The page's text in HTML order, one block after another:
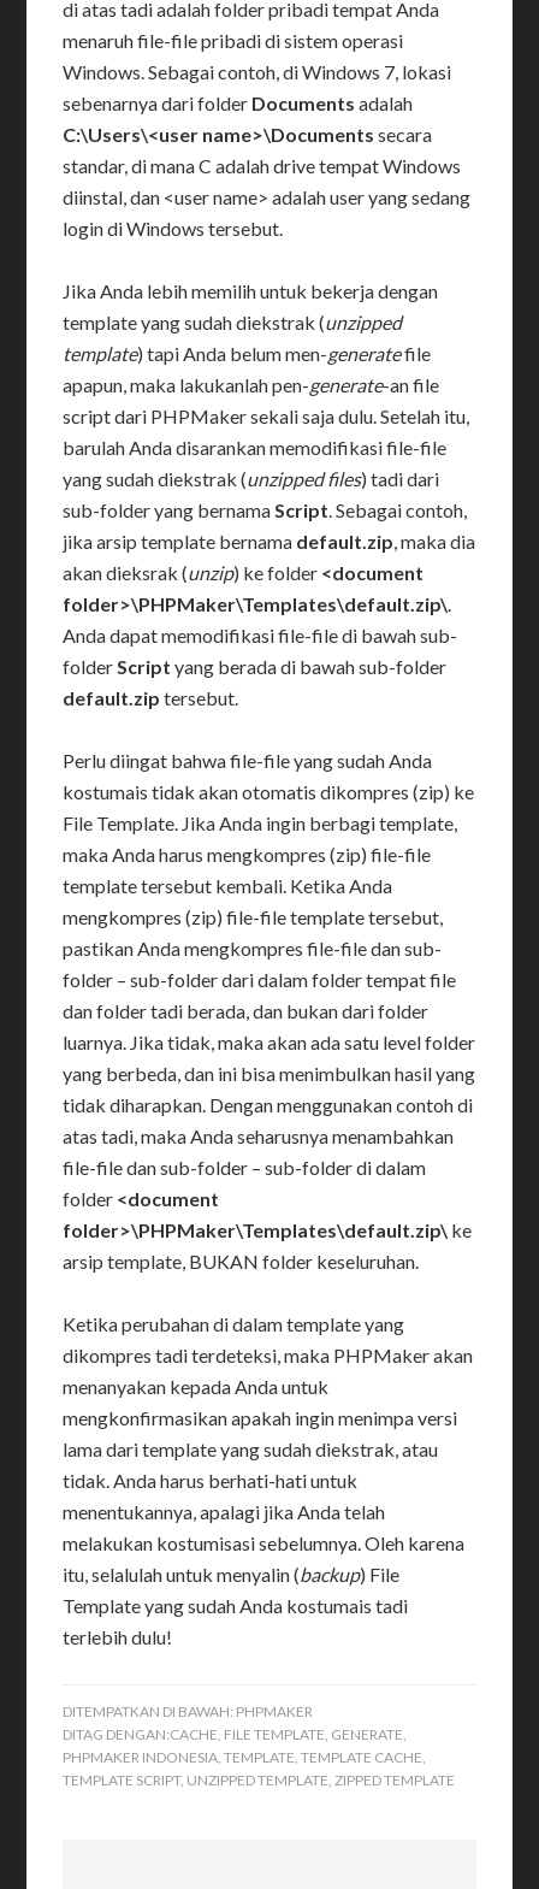
di atas tadi adalah folder pribadi tempat Anda
menaruh file-file pribadi di sistem operasi
Windows. Sebagai contoh, di Windows 7, lokasi
sebenarnya dari folder Documents adalah
C:\Users\<user name>\Documents secara
standar, di mana C adalah drive tempat Windows
diinstal, dan <user name> adalah user yang sedang
login di Windows tersebut.
Jika Anda lebih memilih untuk bekerja dengan
template yang sudah diekstrak (unzipped
template) tapi Anda belum men-generatefile
apapun, maka lakukanlah pen-generate-an file
script dari PHPMaker sekali saja dulu. Setelah itu,
barulah Anda disarankan memodifikasi file-file
yang sudah diekstrak (unzipped files) tadi dari
sub-folder yang bernamaScript. Sebagai contoh,
jika arsip template bernama default.zip, maka dia
akan dieksrak (unzip) ke folder <document
folder>\PHPMaker\Templates\default.zip\.
Anda dapat memodifikasi file-file di bawah sub-
folderScript yang berada di bawah sub-folder
default.zip tersebut.
Perlu diingat bahwa file-file yang sudah Anda
kostumais tidak akan otomatis dikompres (zip) ke
File Template. Jika Anda ingin berbagi template,
maka Anda harus mengkompres (zip) file-file
template tersebut kembali. Ketika Anda
mengkompres (zip) file-file template tersebut,
pastikan Anda mengkompres file-file dan sub-
folder – sub-folder dari dalam folder tempat file
dan folder tadi berada, dan bukan dari folder
luarnya. Jika tidak, maka akan ada satu level folder
yang berbeda, dan ini bisa menimbulkan hasil yang
tidak diharapkan. Dengan menggunakan contoh di
atas tadi, maka Anda seharusnya menambahkan
file-file dan sub-folder – sub-folder di dalam
folder <document
folder>\PHPMaker\Templates\default.zip\ ke
arsip template, BUKAN folder keseluruhan.
Ketika perubahan di dalam template yang
dikompres tadi terdeteksi, maka PHPMaker akan
menanyakan kepada Anda untuk
mengkonfirmasikan apakah ingin menimpa versi
lama dari template yang sudah diekstrak, atau
tidak. Anda harus berhati-hati untuk
menentukannya, apalagi jika Anda telah
melakukan kostumisasi sebelumnya. Oleh karena
itu, selalulah untuk menyalin (backup) File
Template yang sudah Anda kostumais tadi
terlebih dulu!
DITEMPATKAN DI BAWAH: PHPMAKER
DITAG DENGAN:CACHE, FILE TEMPLATE, GENERATE,
PHPMAKER INDONESIA,TEMPLATE,TEMPLATE CACHE,
TEMPLATE SCRIPT, UNZIPPED TEMPLATE,ZIPPED TEMPLATE